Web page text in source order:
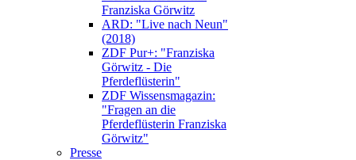
Franziska Görwitz
ARD: "Live nach Neun"
(2018)
ZDF Pur+: "Franziska
Görwitz - Die
Pferdeflüsterin"
ZDF Wissensmagazin:
"Fragen an die
Pferdeflüsterin Franziska
Görwitz"
Presse